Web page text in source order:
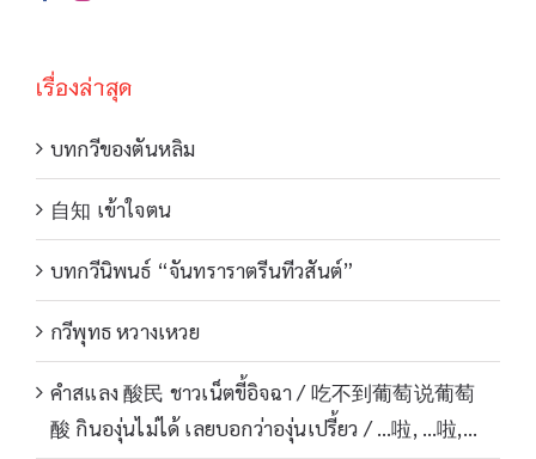
เรื่องล่าสุด
บทกวีของตันหลิม
自知 เข้าใจตน
บทกวีนิพนธ์ “จันทราราตรีนทีวสันต์”
กวีพุทธ หวางเหวย
คำสแลง 酸民 ชาวเน็ตขี้อิจฉา / 吃不到葡萄说葡萄
酸 กินองุ่นไม่ได้ เลยบอกว่าองุ่นเปรี้ยว / …啦, …啦,…